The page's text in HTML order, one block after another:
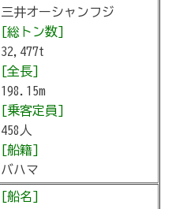
三井オーシャンフジ
[総トン数]
32,477t
[全長]
198.15m
[乗客定員]
458人
[船籍]
バハマ
[船名]